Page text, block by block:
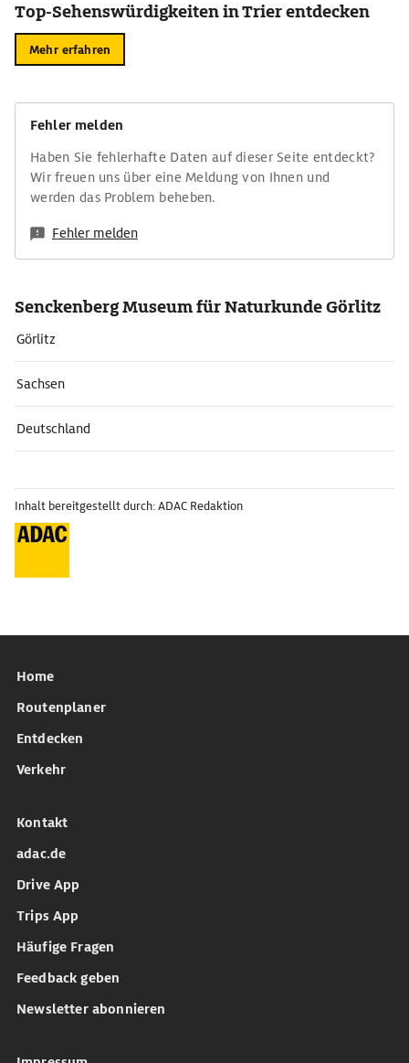
Top-Sehenswürdigkeiten in Trier entdecken
Mehr erfahren
Fehler melden
Haben Sie fehlerhafte Daten auf dieser Seite entdeckt?
Wir freuen uns über eine Meldung von Ihnen und
werden das Problem beheben.
Fehler melden
Senckenberg Museum für Naturkunde Görlitz
Görlitz
Sachsen
Deutschland
Inhalt bereitgestellt durch: ADAC Redaktion
Home
Routenplaner
Entdecken
Verkehr
Kontakt
adac.de
Drive App
Trips App
Häufige Fragen
Feedback geben
Newsletter abonnieren